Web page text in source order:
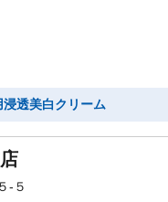
透美白クリーム
-５